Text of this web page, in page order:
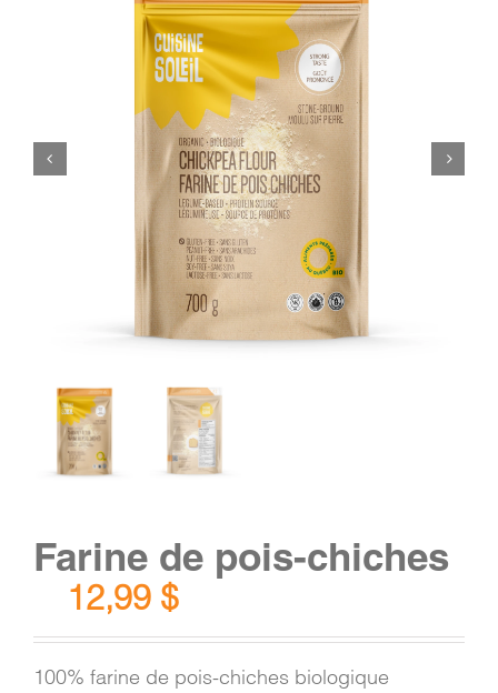
PANIER
EN
Farine de pois-chiches
12,99 $
100% farine de pois-chiches biologique